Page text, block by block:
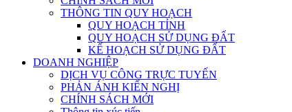
THÔNG TIN QUY HOẠCH
QUY HOẠCH TỈNH
QUY HOẠCH SỬ DỤNG ĐẤT
KẾ HOẠCH SỬ DỤNG ĐẤT
DOANH NGHIỆP
DỊCH VỤ CÔNG TRỰC TUYẾN
PHẢN ÁNH KIẾN NGHỊ
CHÍNH SÁCH MỚI